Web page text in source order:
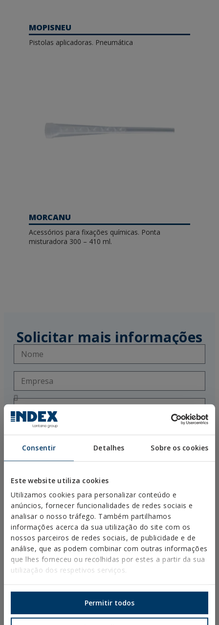
Consentir Detalhes Sobre os cookies
Este website utiliza cookies
Utilizamos cookies para personalizar conteúdo e
anúncios, fornecer funcionalidades de redes sociais e
analisar o nosso tráfego. Também partilhamos
informações acerca da sua utilização do site com os
nossos parceiros de redes sociais, de publicidade e de
análise, que as podem combinar com outras informações
que lhes forneceu ou recolhidas por estes a partir da sua
utilização dos respetivos serviços.
Permitir todos
MOPISNEU
Pistolas aplicadoras. Pneumática
MORCANU
Acessórios para fixações químicas. Ponta
misturadora 300 – 410 ml.
Solicitar mais informações
Aceito a utilização dos meus dados pessoais pelo pessoal
técnico da Técnicas Expansivas SL (N.I.P.C. B-26220491) para que me
contacte exclusivamente para a minha formação e assessoria
técnica sobre os seus produtos
Li e aceito oAviso Legale aPolítica de Privacidade.
Termos de Serviçosão aplicáveis.
TÉCNICAS EXPANSIVAS S.L. informs that the personal data provided voluntarily on